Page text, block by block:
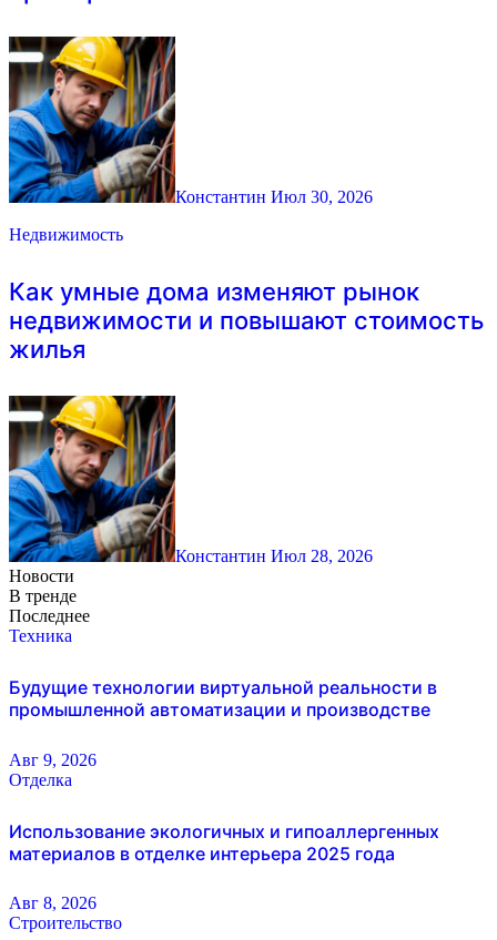
Константин Июл 30, 2026
Недвижимость
Как умные дома изменяют рынок
недвижимости и повышают стоимость
жилья
Константин Июл 28, 2026
Новости
В тренде
Последнее
Техника
Будущие технологии виртуальной реальности в
промышленной автоматизации и производстве
Авг 9, 2026
Отделка
Использование экологичных и гипоаллергенных
материалов в отделке интерьера 2025 года
Авг 8, 2026
Строительство